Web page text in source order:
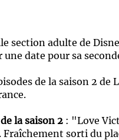
section adulte de
date pour sa
de la saison 2
la saison 2 : "Love
Fraîchement sorti du